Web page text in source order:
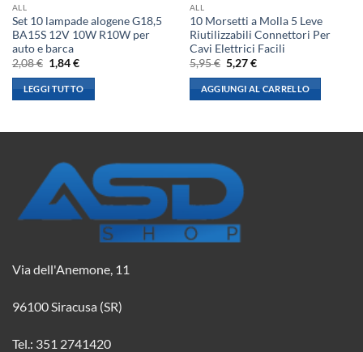
ALL
Set 10 lampade alogene G18,5
BA15S 12V 10W R10W per
auto e barca
2,08€ Il
prezzo
originale
era:
2,08 €.
1,84€Il
attuale
è:
1,84 €.
LEGGI TUTTO
ALL
10 Morsetti a Molla 5 Leve
Riutilizzabili Connettori Per
Cavi Elettrici Facili
5,95€ Il
prezzo
originale
era:
5,95 €.
5,27€Il
attuale
è:
5,27 €.
AGGIUNGI AL CARRELLO
Via dell'Anemone, 11
96100 Siracusa (SR)
Tel.: 351 2741420